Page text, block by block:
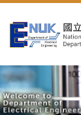
到
內
容
區